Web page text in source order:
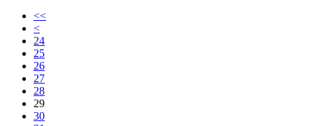
<<
<
24
25
26
27
28
29
30